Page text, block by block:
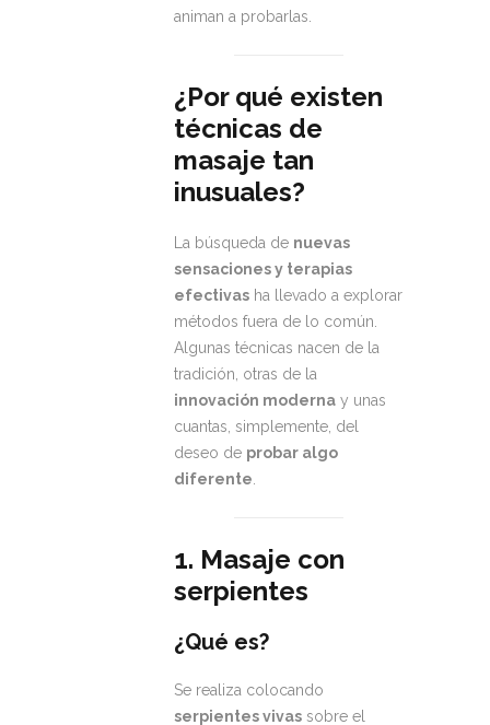
animan a probarlas.
¿Por qué existen
técnicas de
masaje tan
inusuales?
La búsqueda de nuevas
sensaciones y terapias
efectivas ha llevado a explorar
métodos fuera de lo común.
Algunas técnicas nacen de la
tradición, otras de la
innovación moderna y unas
cuantas, simplemente, del
deseo de probar algo
diferente
1. Masaje con
serpientes
¿Qué es?
Se realiza colocando
serpientes vivas sobre el